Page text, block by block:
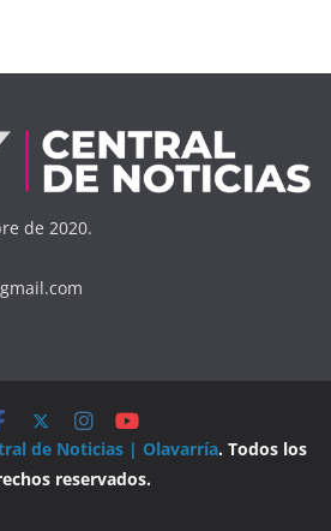
de 2020.
de Noticias | Olavarría. Todos los
reservados.